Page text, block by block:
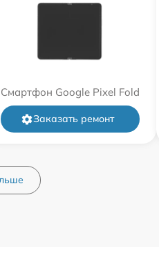
Смартфон Google Pixel Fold
Заказать ремонт